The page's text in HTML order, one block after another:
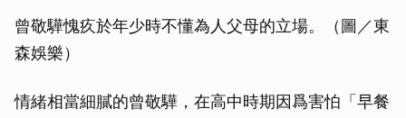
曾敬驊愧疚於年少時不懂為人父母的立場。（圖／東
森娛樂）
情緒相當細膩的曾敬驊，在高中時期因爲害怕「早餐